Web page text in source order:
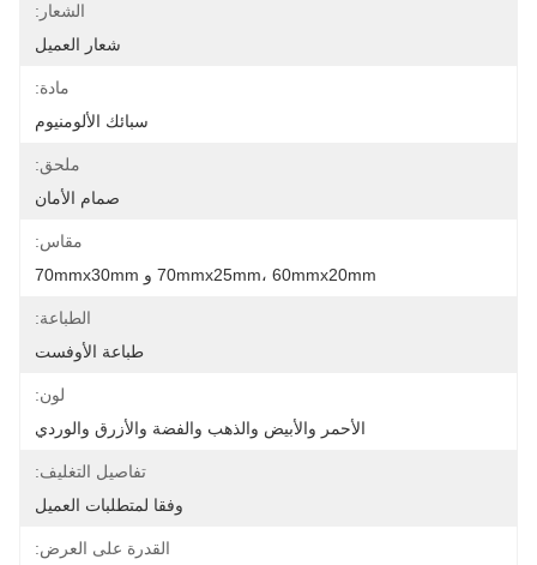
الشعار:
شعار العميل
مادة:
سبائك الألومنيوم
ملحق:
صمام الأمان
مقاس:
70mmx25mm، 60mmx20mm و 70mmx30mm
الطباعة:
طباعة الأوفست
لون:
الأحمر والأبيض والذهب والفضة والأزرق والوردي
تفاصيل التغليف:
وفقا لمتطلبات العميل
القدرة على العرض: